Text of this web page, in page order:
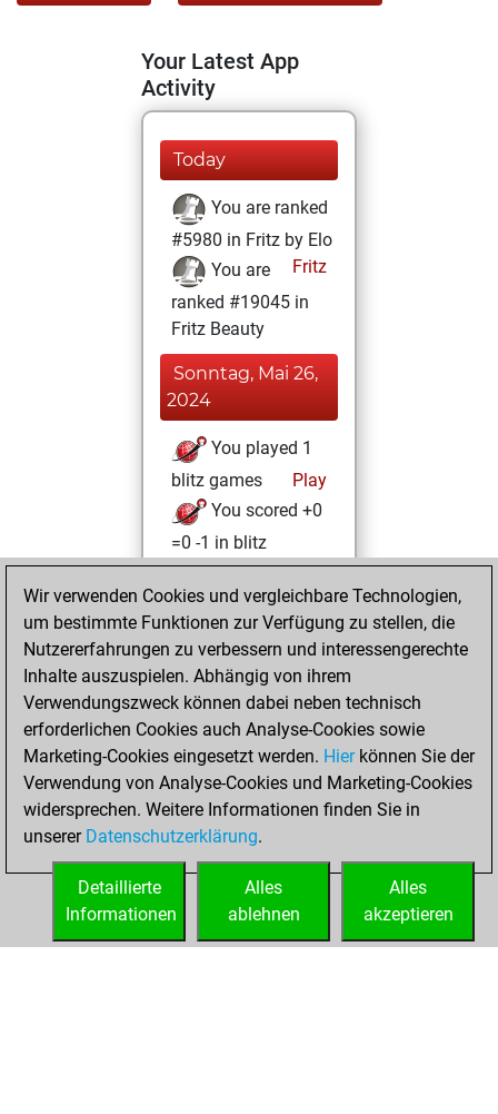
Your Latest App
Activity
Today
You are ranked
#5980 in Fritz by Elo
Fritz
You are
ranked #19045 in
Fritz Beauty
Sonntag, Mai 26,
2024
You played 1
blitz games
Play
You scored +0
=0 -1 in blitz
Mittwoch, Mai 22,
2024
You won
against Fritz
Fritz
You achieved a
BeautyScore of 4
You achieved a
new Elo of 1616
You created
your Fritz account
Wir verwenden Cookies und vergleichbare Technologien,
um bestimmte Funktionen zur Verfügung zu stellen, die
Nutzererfahrungen zu verbessern und interessengerechte
Inhalte auszuspielen. Abhängig von ihrem
Verwendungszweck können dabei neben technisch
erforderlichen Cookies auch Analyse-Cookies sowie
Marketing-Cookies eingesetzt werden. Hierkönnen Sie der
Verwendung von Analyse-Cookies und Marketing-Cookies
widersprechen. Weitere Informationen finden Sie in
unserer Datenschutzerklärung.
Alles
akzeptieren
Alles
ablehnen
Detaillierte
Informationen